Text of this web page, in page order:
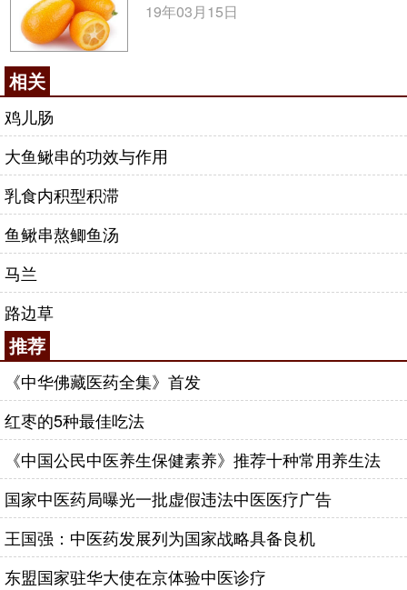
19年03月15日
相关
鸡儿肠
大鱼鳅串的功效与作用
乳食内积型积滞
鱼鳅串熬鲫鱼汤
马兰
路边草
推荐
《中华佛藏医药全集》首发
红枣的5种最佳吃法
《中国公民中医养生保健素养》推荐十种常用养生法
国家中医药局曝光一批虚假违法中医医疗广告
王国强：中医药发展列为国家战略具备良机
东盟国家驻华大使在京体验中医诊疗